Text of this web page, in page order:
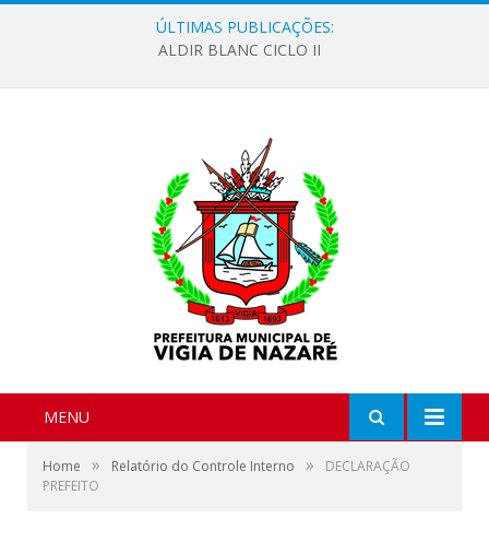
ÚLTIMAS PUBLICAÇÕES:
ALDIR BLANC CICLO II
MENU
Home » Relatório do Controle Interno »
DECLARAÇÃO
PREFEITO